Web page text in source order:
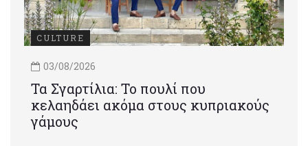
CULTURE
03/08/2026
Τα Σγαρτίλια: Το πουλί που
κελαηδάει ακόμα στους κυπριακούς
γάμους